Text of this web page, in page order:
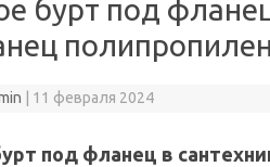
бурт под
11 февраля 2024
под фланец в